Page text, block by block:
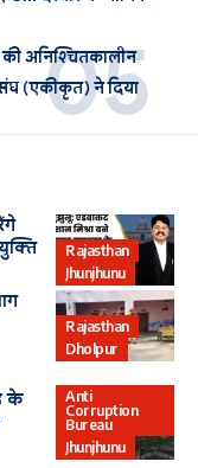
की अनिश्चितकालीन
(एकीकृत) ने दिया
Rajasthan
Jhunjhunu
Rajasthan
Dholpur
Anti
Corruption
Bureau
Jhunjhunu
के